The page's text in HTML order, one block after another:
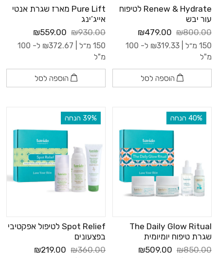
Renew & Hydrate לטיפוח
עור יבש
₪800.00
₪479.00
150 מ״ל | ₪319.33
ל- 100
מ"ל
הוספה לסל
Pure Lift מארז שגרת אנטי
אייג’ינג
₪930.00
₪559.00
150 מ״ל | ₪372.67
ל- 100
מ"ל
הוספה לסל
‫40% הנחה
The Daily Glow Ritual
שגרת טיפוח יומיומית
₪850.00
₪509.00
‫39% הנחה
Spot Relief לטיפול אפקטיבי
בפצעונים
₪360.00
₪219.00